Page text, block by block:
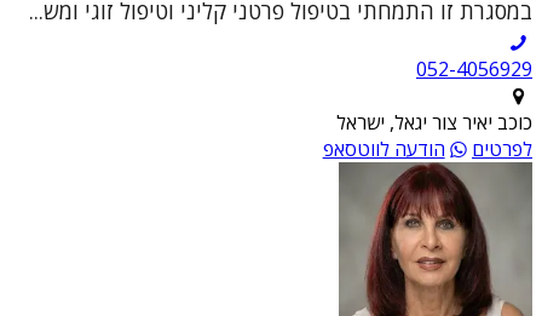
במסגרת זו התמחתי בטיפול פרטני קליני וטיפול זוגי ומש...
052-4056929
כוכב יאיר צור יגאל, ישראל
לפרטים
הודעה לווטסאפ